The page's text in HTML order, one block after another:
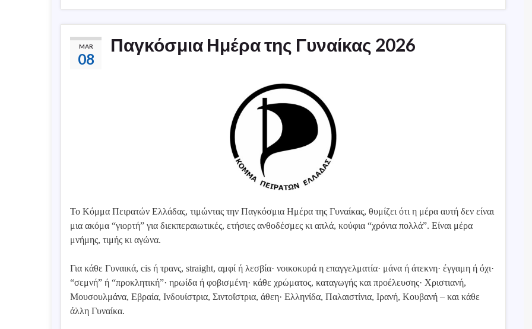
MAR
08
Παγκόσμια Ημέρα της Γυναίκας 2026
Το Κόμμα Πειρατών Ελλάδας, τιμώντας την Παγκόσμια Ημέρα της Γυναίκας, θυμίζει ότι η μέρα αυτή δεν είναι
μια ακόμα “γιορτή” για διεκπεραιωτικές, ετήσιες ανθοδέσμες κι απλά, κούφια “χρόνια πολλά”. Είναι μέρα
μνήμης, τιμής κι αγώνα.
Για κάθε Γυναικά, cis ή τρανς, straight, αμφί ή λεσβία· νοικοκυρά η επαγγελματία· μάνα ή άτεκνη· έγγαμη ή όχι·
“σεμνή” ή “προκλητική”· ηρωίδα ή φοβισμένη· κάθε χρώματος, καταγωγής και προέλευσης· Χριστιανή,
Μουσουλμάνα, Εβραία, Ινδουίστρια, Σιντοΐστρια, άθεη· Ελληνίδα, Παλαιστίνια, Ιρανή, Κουβανή – και κάθε
άλλη Γυναίκα.